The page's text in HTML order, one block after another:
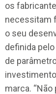
os
necessitam
o seu
definida
de
marca.